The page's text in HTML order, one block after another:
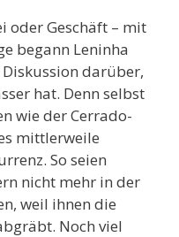
oder Geschäft – mit
begann Leninha
Diskussion darüber,
hat. Denn selbst
wie der Cerrado-
mittlerweile
So seien
nicht mehr in der
weil ihnen die
Noch viel